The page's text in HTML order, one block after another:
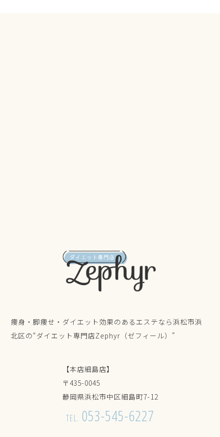
痩身・脚痩せ・ダイエット効果のあるエステなら浜松市浜
北区の“ダイエット専門店Zephyr（ゼフィール）”
【本店細島店】
〒435-0045
静岡県浜松市中区細島町7-12
TEL. 053-545-6227